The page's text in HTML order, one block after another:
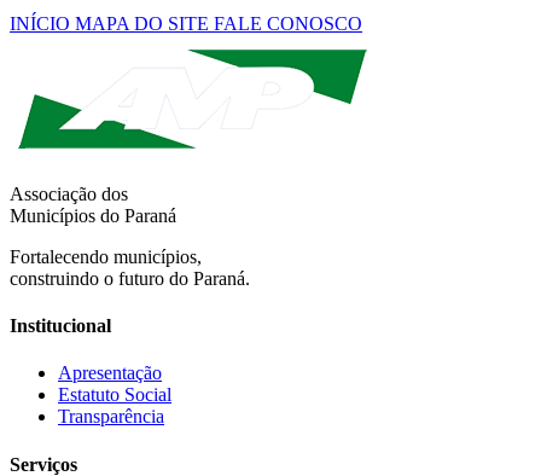
INÍCIO MAPA DO SITE FALE CONOSCO
Associação dos
Municípios do Paraná
Fortalecendo municípios,
construindo o futuro do Paraná.
Institucional
Apresentação
Estatuto Social
Transparência
Serviços